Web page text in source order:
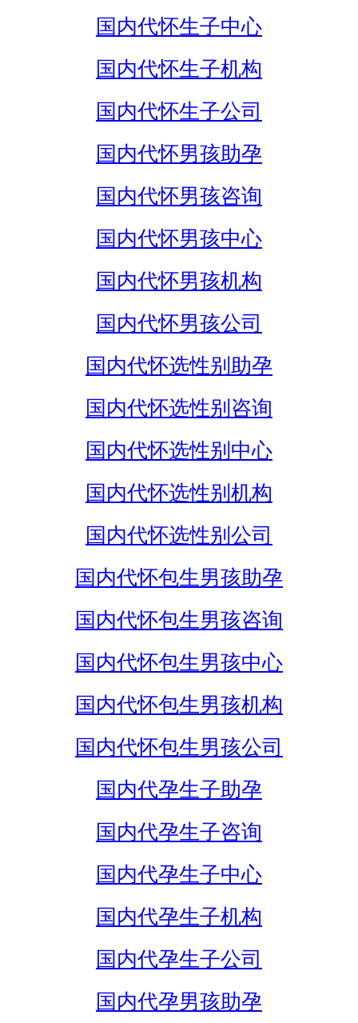
国内代怀生子中心
国内代怀生子机构
国内代怀生子公司
国内代怀男孩助孕
国内代怀男孩咨询
国内代怀男孩中心
国内代怀男孩机构
国内代怀男孩公司
国内代怀选性别助孕
国内代怀选性别咨询
国内代怀选性别中心
国内代怀选性别机构
国内代怀选性别公司
国内代怀包生男孩助孕
国内代怀包生男孩咨询
国内代怀包生男孩中心
国内代怀包生男孩机构
国内代怀包生男孩公司
国内代孕生子助孕
国内代孕生子咨询
国内代孕生子中心
国内代孕生子机构
国内代孕生子公司
国内代孕男孩助孕